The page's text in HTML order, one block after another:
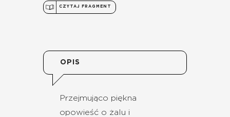
CZYTAJ FRAGMENT
OPIS
Przejmująco piękna
opowieść o żalu i